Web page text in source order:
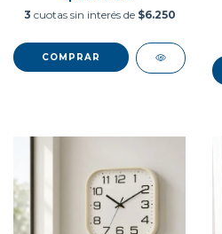
3 cuotas sin interés de $6.250